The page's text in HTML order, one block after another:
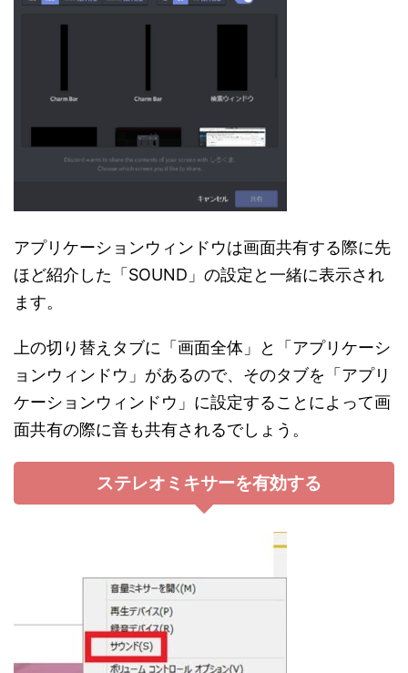
アプリケーションウィンドウは画面共有する際に先
ほど紹介した「SOUND」の設定と一緒に表示され
ます。
上の切り替えタブに「画面全体」と「アプリケーシ
ョンウィンドウ」があるので、そのタブを「アプリ
ケーションウィンドウ」に設定することによって画
面共有の際に音も共有されるでしょう。
ステレオミキサーを有効する